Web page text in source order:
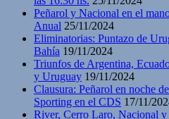
Peñarol y Nacional en el
Anual 25/11/2024
Eliminatorias: Puntazo de
Bahía 19/11/2024
Triunfos de Argentina,
y Uruguay 19/11/2024
Clausura: Peñarol en noche
Sporting en el CDS 17/11/
River, Cerro Laro, Nacional y